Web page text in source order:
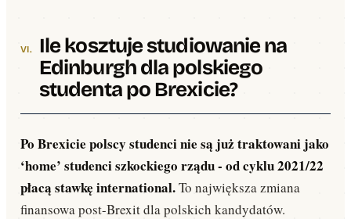
Ile kosztuje studiowanie na
Edinburgh dla polskiego
studenta po Brexicie?
Po Brexicie polscy studenci nie są już traktowani jako
‘home’ studenci szkockiego rządu - od cyklu 2021/22
płacą stawkę international.To największa zmiana
finansowa post-Brexit dla polskich kandydatów.